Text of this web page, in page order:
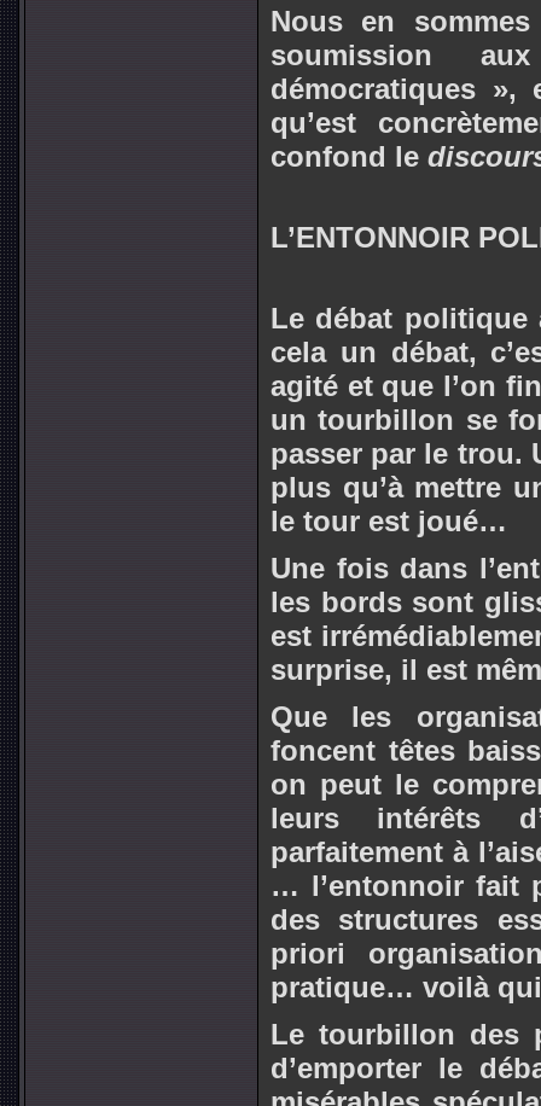
Nous en
soumission
démocratiques
qu’est
confond le
L’ENTONNOIR
Le débat politique
cela un débat,
agité et que l’on
un tourbillon se
passer par le trou.
plus qu’à mettre
le tour est joué…
Une fois dans
les bords sont
est
surprise, il est
Que les
foncent têtes
on peut le
leurs intérêts
parfaitement à
… l’entonnoir fait
des structures
priori
pratique… voilà
Le tourbillon des
d’emporter le